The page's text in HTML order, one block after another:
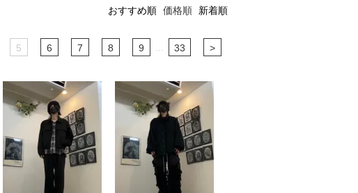
おすすめ順 価格順 新着順
5 6 7 8 9 33 >